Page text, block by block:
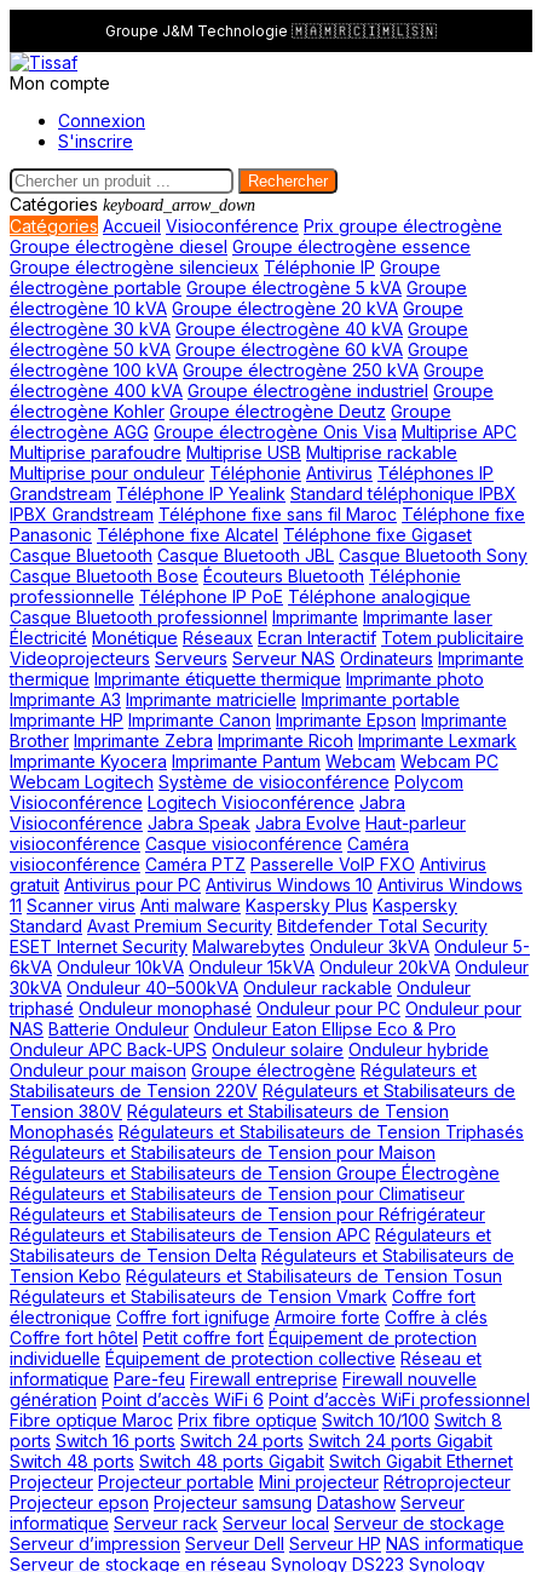
Groupe J&M Technologie 🇲🇦🇲🇷🇨🇮🇲🇱🇸🇳
Mon compte
Connexion
S'inscrire
Rechercher
Catégories keyboard_arrow_down
Catégories Accueil Visioconférence Prix groupe électrogène
Groupe électrogène diesel Groupe électrogène essence
Groupe électrogène silencieux Téléphonie IP Groupe
électrogène portable Groupe électrogène 5 kVA Groupe
électrogène 10 kVA Groupe électrogène 20 kVA Groupe
électrogène 30 kVA Groupe électrogène 40 kVA Groupe
électrogène 50 kVA Groupe électrogène 60 kVA Groupe
électrogène 100 kVA Groupe électrogène 250 kVA Groupe
électrogène 400 kVA Groupe électrogène industriel Groupe
électrogène Kohler Groupe électrogène Deutz Groupe
électrogène AGG Groupe électrogène Onis Visa Multiprise APC
Multiprise parafoudre Multiprise USB Multiprise rackable
Multiprise pour onduleur Téléphonie Antivirus Téléphones IP
Grandstream Téléphone IP Yealink Standard téléphonique IPBX
IPBX Grandstream Téléphone fixe sans fil Maroc Téléphone fixe
Panasonic Téléphone fixe Alcatel Téléphone fixe Gigaset
Casque Bluetooth Casque Bluetooth JBL Casque Bluetooth Sony
Casque Bluetooth Bose Écouteurs Bluetooth Téléphonie
professionnelle Téléphone IP PoE Téléphone analogique
Casque Bluetooth professionnel Imprimante Imprimante laser
Électricité Monétique Réseaux Ecran Interactif Totem publicitaire
Videoprojecteurs Serveurs Serveur NAS Ordinateurs Imprimante
thermique Imprimante étiquette thermique Imprimante photo
Imprimante A3 Imprimante matricielle Imprimante portable
Imprimante HP Imprimante Canon Imprimante Epson Imprimante
Brother Imprimante Zebra Imprimante Ricoh Imprimante Lexmark
Imprimante Kyocera Imprimante Pantum Webcam Webcam PC
Webcam Logitech Système de visioconférence Polycom
Visioconférence Logitech Visioconférence Jabra
Visioconférence Jabra Speak Jabra Evolve Haut-parleur
visioconférence Casque visioconférence Caméra
visioconférence Caméra PTZ Passerelle VoIP FXO Antivirus
gratuit Antivirus pour PC Antivirus Windows 10 Antivirus Windows
11 Scanner virus Anti malware Kaspersky Plus Kaspersky
Standard Avast Premium Security Bitdefender Total Security
ESET Internet Security Malwarebytes Onduleur 3kVA Onduleur 5-
6kVA Onduleur 10kVA Onduleur 15kVA Onduleur 20kVA Onduleur
30kVA Onduleur 40–500kVA Onduleur rackable Onduleur
triphasé Onduleur monophasé Onduleur pour PC Onduleur pour
NAS Batterie Onduleur Onduleur Eaton Ellipse Eco & Pro
Onduleur APC Back-UPS Onduleur solaire Onduleur hybride
Onduleur pour maison Groupe électrogène Régulateurs et
Stabilisateurs de Tension 220V Régulateurs et Stabilisateurs de
Tension 380V Régulateurs et Stabilisateurs de Tension
Monophasés Régulateurs et Stabilisateurs de Tension Triphasés
Régulateurs et Stabilisateurs de Tension pour Maison
Régulateurs et Stabilisateurs de Tension Groupe Électrogène
Régulateurs et Stabilisateurs de Tension pour Climatiseur
Régulateurs et Stabilisateurs de Tension pour Réfrigérateur
Régulateurs et Stabilisateurs de Tension APC Régulateurs et
Stabilisateurs de Tension Delta Régulateurs et Stabilisateurs de
Tension Kebo Régulateurs et Stabilisateurs de Tension Tosun
Régulateurs et Stabilisateurs de Tension Vmark Coffre fort
électronique Coffre fort ignifuge Armoire forte Coffre à clés
Coffre fort hôtel Petit coffre fort Équipement de protection
individuelle Équipement de protection collective Réseau et
informatique Pare-feu Firewall entreprise Firewall nouvelle
génération Point d’accès WiFi 6 Point d’accès WiFi professionnel
Fibre optique Maroc Prix fibre optique Switch 10/100 Switch 8
ports Switch 16 ports Switch 24 ports Switch 24 ports Gigabit
Switch 48 ports Switch 48 ports Gigabit Switch Gigabit Ethernet
Projecteur Projecteur portable Mini projecteur Rétroprojecteur
Projecteur epson Projecteur samsung Datashow Serveur
informatique Serveur rack Serveur local Serveur de stockage
Serveur d’impression Serveur Dell Serveur HP NAS informatique
Serveur de stockage en réseau Synology DS223 Synology